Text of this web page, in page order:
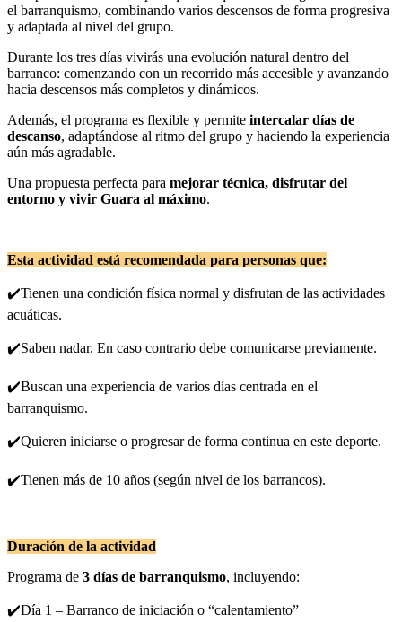
el barranquismo, combinando varios descensos de forma progresiva
y adaptada al nivel del grupo.
Durante los tres días vivirás una evolución natural dentro del
barranco: comenzando con un recorrido más accesible y avanzando
hacia descensos más completos y dinámicos.
Además, el programa es flexible y permite intercalar días de
descanso, adaptándose al ritmo del grupo y haciendo la experiencia
aún más agradable.
Una propuesta perfecta para mejorar técnica, disfrutar del
entorno y vivir Guara al máximo.
Esta actividad está recomendada para personas que:
✔️Tienen una condición física normal y disfrutan de las actividades
acuáticas.
✔️Saben nadar. En caso contrario debe comunicarse previamente.
✔️Buscan una experiencia de varios días centrada en el
barranquismo.
✔️Quieren iniciarse o progresar de forma continua en este deporte.
✔️Tienen más de 10 años (según nivel de los barrancos).
Duración de la actividad
Programa de 3 días de barranquismo, incluyendo:
✔️Día 1 – Barranco de iniciación o “calentamiento”